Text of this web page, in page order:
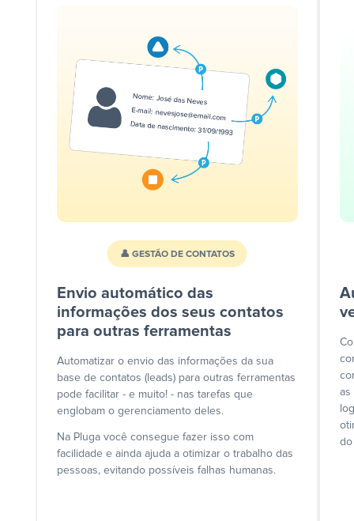
👤 GESTÃO DE CONTATOS
Envio automático das
informações dos seus contatos
para outras ferramentas
Automatizar o envio das informações da sua
base de contatos (leads) para outras ferramentas
pode facilitar - e muito! - nas tarefas que
englobam o gerenciamento deles.
Na Pluga você consegue fazer isso com
facilidade e ainda ajuda a otimizar o trabalho das
pessoas, evitando possíveis falhas humanas.
as
do